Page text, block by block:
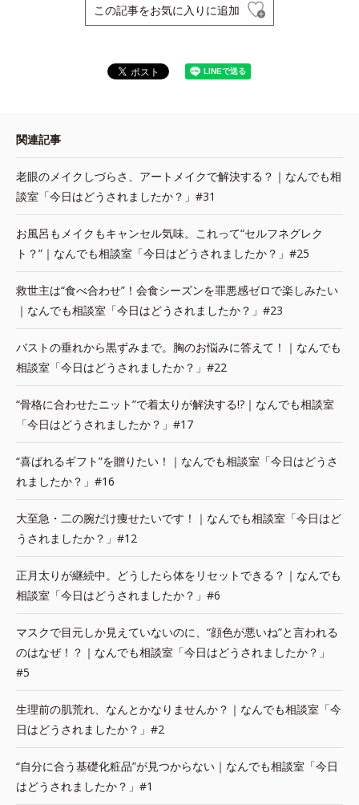
この記事をお気に入りに追加
関連記事
老眼のメイクしづらさ、アートメイクで解決する？｜なんでも相
談室「今日はどうされましたか？」#31
お風呂もメイクもキャンセル気味。これって“セルフネグレク
ト？”｜なんでも相談室「今日はどうされましたか？」#25
救世主は“食べ合わせ”！会食シーズンを罪悪感ゼロで楽しみたい
｜なんでも相談室「今日はどうされましたか？」#23
バストの垂れから黒ずみまで。胸のお悩みに答えて！｜なんでも
相談室「今日はどうされましたか？」#22
“骨格に合わせたニット”で着太りが解決する!?｜なんでも相談室
「今日はどうされましたか？」#17
“喜ばれるギフト”を贈りたい！｜なんでも相談室「今日はどうさ
れましたか？」#16
大至急・二の腕だけ痩せたいです！｜なんでも相談室「今日はど
うされましたか？」#12
正月太りが継続中。どうしたら体をリセットできる？｜なんでも
相談室「今日はどうされましたか？」#6
マスクで目元しか見えていないのに、“顔色が悪いね”と言われる
のはなぜ！？｜なんでも相談室「今日はどうされましたか？」
#5
生理前の肌荒れ、なんとかなりませんか？｜なんでも相談室「今
日はどうされましたか？」#2
“自分に合う基礎化粧品”が見つからない｜なんでも相談室「今日
はどうされましたか？」#1